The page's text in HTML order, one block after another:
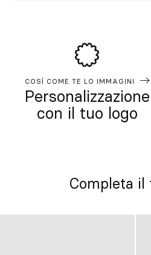
COSÌ COME TE LO IMMAGINI
Personalizzazione
con il tuo logo
Completa il